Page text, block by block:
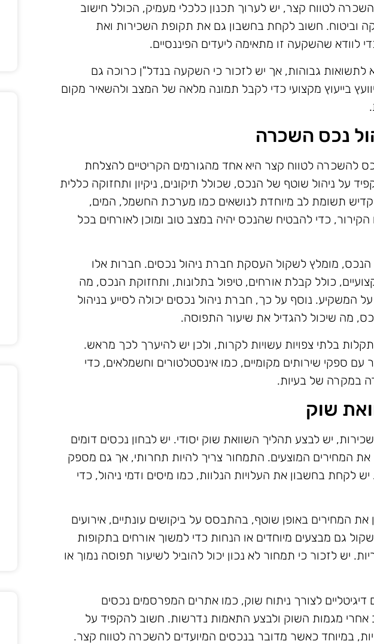
לטווח קצר, יש לערוך תכנון כלכלי מעמיק, הכולל חישוב
וביטוח. חשוב לקחת בחשבון גם את תקופת השכירות ואת
לוודא שהשקעה זו מתאימה ליעדים הפיננסיים.
לתשואות גבוהות, אך יש לזכור כי השקעה בנדל"ן כרוכה גם
בייעוץ מקצועי כדי לקבל תמונה מלאה של המצב ולהשאיר מקום
נכס השכרה
להשכרה לטווח קצר היא אחד מהגורמים הקריטיים להצלחת
על ניהול שוטף של הנכס, שכולל תיקונים, ניקיון ותחזוקה כללית
תשומת לב מיוחדת לנושאים כמו מערכת החשמל, המים,
כדי להבטיח שהנכס יהיה במצב טוב ומוכן לאורחים בכל
הנכס, מומלץ לשקול העסקת חברת ניהול נכסים. חברות אלו
כולל קבלת אורחים, טיפול בתלונות, ותחזוקת הנכס, מה
המשקיע. נוסף על כך, חברת ניהול נכסים יכולה לסייע בניהול
מה שיכול להגדיל את שיעור התפוסה.
בלתי צפויות עשויות לקרות, ולכן יש להיערך לכך מראש.
ספקי שירותים מקומיים, כמו אינסטלטורים וחשמלאים, כדי
במקרה של בעיות.
שוק
יש לבצע תהליך השוואת שוק יסודי. יש לבחון נכסים דומים
את המחירים המוצעים. התמחור צריך להיות תחרותי, אך גם מספק
לקחת בחשבון את העלויות הנלוות, כמו מיסים ודמי ניהול, כדי
המחירים באופן שוטף, בהתבסס על ביקושים עונתיים, אירועים
גם מבצעים מיוחדים או הנחות כדי למשוך אורחים בתקופות
יש לזכור כי תמחור לא נכון יכול להוביל לשיעור תפוסה נמוך או
לצורך ניתוח שוק, כמו אתרים המפרסמים נכסים
מגמות השוק ולבצע התאמות נדרשות. חשוב להקפיד על
במיוחד כאשר מדובר בנכסים המיועדים להשכרה לטווח קצר.